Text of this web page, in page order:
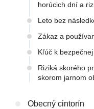
horúcich dní a
Leto bez
Zákaz a
Kľúč k
Riziká skorého
skorom jarnom
Obecný cintorín